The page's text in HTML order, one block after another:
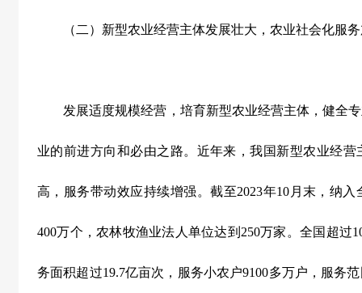
（二）新型农业经营主体发展壮大，农业社会化服务
发展适度规模经营，培育新型农业经营主体，健全专
业的前进方向和必由之路。近年来，我国新型农业经
高，服务带动效应持续增强。截至2023年10 月末，纳入
400万个，农林牧渔业法人单位达到 250万家。全国超过
务面积超过19.7亿亩次，服务小农户9100多万户，服务